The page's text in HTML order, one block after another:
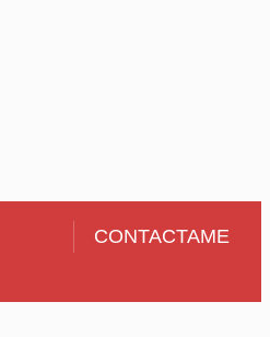
CONTACTAME